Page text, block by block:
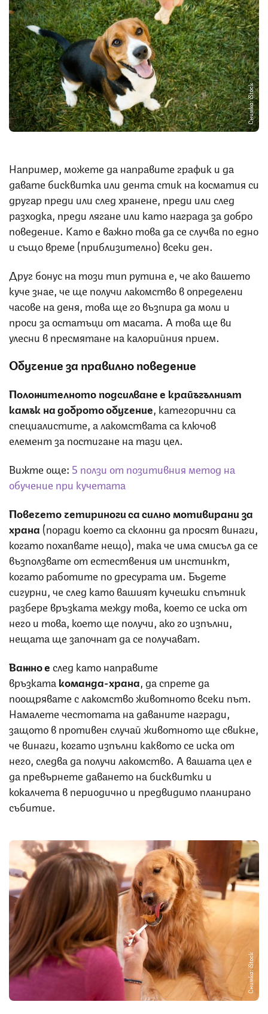
Снимка: iStock
Например, можете да направите график и да
давате бисквитка или дента стик на косматия си
другар преди или след хранене, преди или след
разходка, преди лягане или като награда за добро
поведение. Като е важно това да се случва по едно
и също време (приблизително) всеки ден.
Друг бонус на този тип рутина е, че ако вашето
куче знае, че ще получи лакомство в определени
часове на деня, това ще го възпира да моли и
проси за остатъци от масата. А това ще ви
улесни в пресмятане на калорийния прием.
Обучение за правилно поведение
Положителното подсилване е крайъгълният
камък на доброто обучение , категорични са
специалистите, а лакомствата са ключов
елемент за постигане на тази цел.
Вижте още: 5 ползи от позитивния метод на
обучение при кучетата
Повечето четириноги са силно мотивирани за
храна (поради което са склонни да просят винаги,
когато похапвате нещо), така че има смисъл да се
възползвате от естествения им инстинкт,
когато работите по дресурата им. Бъдете
сигурни, че след като вашият кучешки спътник
разбере връзката между това, което се иска от
него и това, което ще получи, ако го изпълни,
нещата ще започнат да се получават.
Важно еслед като направите
връзката команда-храна , да спрете да
поощрявате с лакомство животното всеки път.
Намалете честотата на даваните награди,
защото в противен случай животното ще свикне,
че винаги, когато изпълни каквото се иска от
него, следва да получи лакомство. А вашата цел е
да превърнете даването на бисквитки и
кокалчета в периодично и предвидимо планирано
събитие.
Снимка: iStock